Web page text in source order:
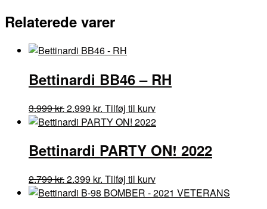
RH/LH
antal
Relaterede varer
Bettinardi BB46 – RH
3.999kr.Den
oprindelige
var:
3.999 kr..
2.999 kr. Den
aktuelle
er:
2.999 kr..
Tilføj til kurvDette
vare
flere
varianter.
Mulighederne
kan
Bettinardi PARTY ON! 2022
2.799kr.Den
oprindelige
2.399 kr. Den
aktuelle
Tilføj til kurv